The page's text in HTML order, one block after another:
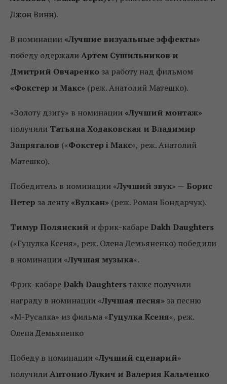
Джон Винн).
В номинации «Лучшие визуальные эффекты»
победу одержалиАртем Сушильников и
Дмитрий Овчаренко за работу над фильмом
«Фокстер и Макс» (реж. Анатолий Матешко).
«Золоту дзиґу» в номинации «Лучший монтаж»
получили Татьяна Ходаковская и Владимир
Запрягалов («Фокстер і Макс«, реж. Анатолий
Матешко).
Победитель в номинации «Лучший звук» — Борис
Петер за ленту «Вулкан» (реж. Роман Бондарчук).
Тимур Полянский и фрик-кабаре Dakh Daughters
(«Гуцулка Ксеня», реж. Олена Демьяненко) победили
в номинации «Лучшая музыка«.
Фрик-кабаре Dakh Daughtersтакже получили
награду в номинации «Лучшая песня» за песню
«М-Русалка» из фильма «Гуцулка Ксеня«, реж.
Олена Демьяненко
Победу в номинации «Лучший сценарий»
получилиАнтонио Лукич и Валерия Кальченко